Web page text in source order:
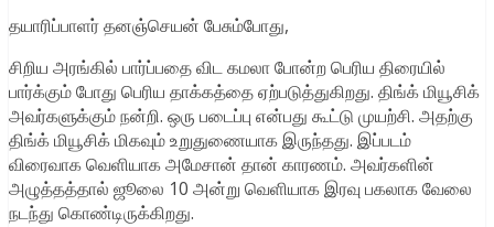
தயாரிப்பாளர் தனஞ்செயன் பேசும்போது,
சிறிய அரங்கில் பார்ப்பதை விட கமலா போன்ற பெரிய திரையில்
பார்க்கும் போது பெரிய தாக்கத்தை ஏற்படுத்துகிறது. திங்க் மியூசிக்
அவர்களுக்கும் நன்றி. ஒரு படைப்பு என்பது கூட்டு முயற்சி. அதற்கு
திங்க் மியூசிக் மிகவும் உறுதுணையாக இருந்தது. இப்படம்
விரைவாக வெளியாக அமேசான் தான் காரணம். அவர்களின்
அழுத்தத்தால் ஜூலை 10 அன்று வெளியாக இரவு பகலாக வேலை
நடந்து கொண்டிருக்கிறது.